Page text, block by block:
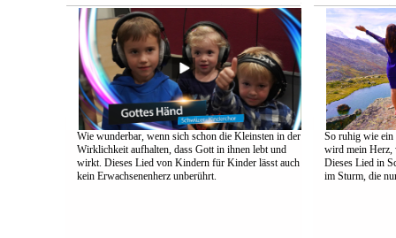
Wie wunderbar, wenn sich schon die Kleinsten in der
Wirklichkeit aufhalten, dass Gott in ihnen lebt und
wirkt. Dieses Lied von Kindern für Kinder lässt auch
kein Erwachsenenherz unberührt.
So ruhig wie ein
wird mein Herz,
Dieses Lied in
im Sturm, die